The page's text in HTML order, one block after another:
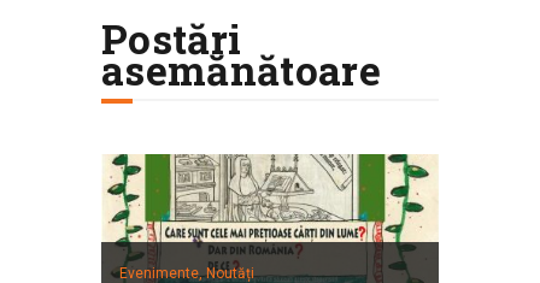
Postări
asemănătoare
Evenimente,Noutăți